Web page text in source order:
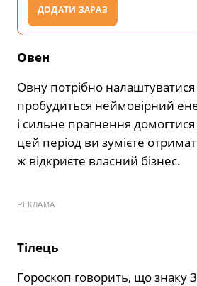
ДОДАТИ ЗАРАЗ
Овен
Овну потрібно налаштуватися
пробудиться неймовірний
і сильне прагнення
цей період ви зумієте
ж відкриєте власний бізнес.
РЕКЛАМА
Тілець
Гороскоп говорить, що знаку